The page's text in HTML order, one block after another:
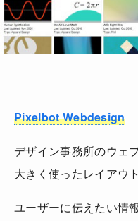
Pixelbot Webdesign
デザイン事務所のウェ
大きく使ったレイアウ
ユーザーに伝えたい情